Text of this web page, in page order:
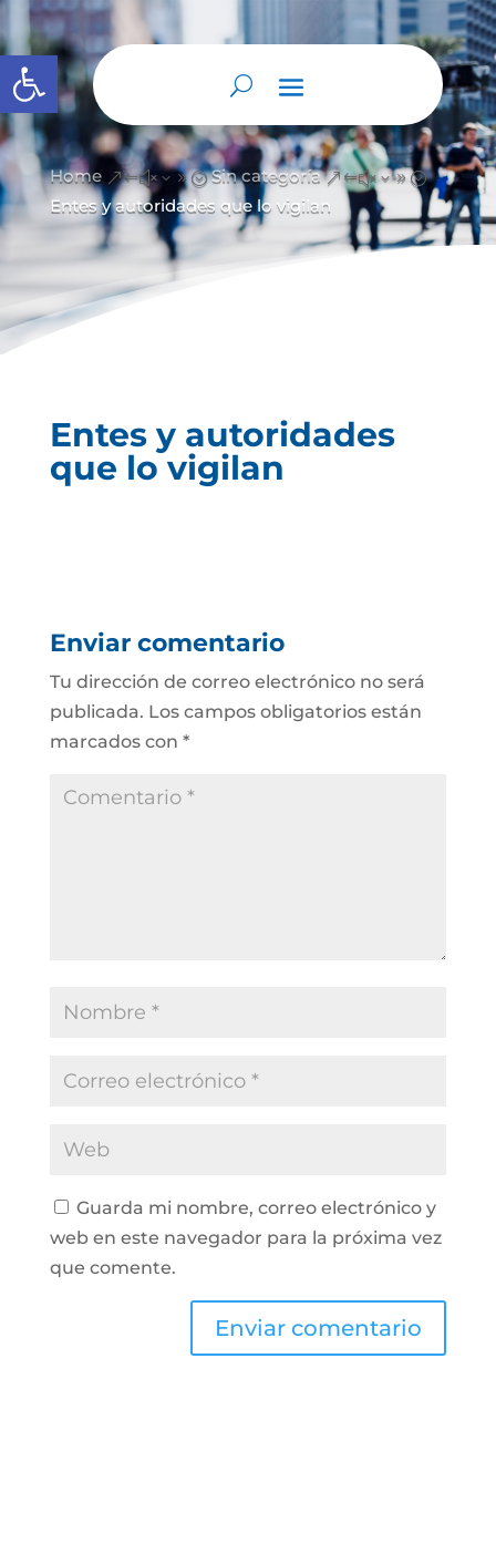
Abrir barra de herramientas
Home &#x39; Sin categoría &#x39;
Entes y autoridades que lo vigilan
Entes y autoridades
que lo vigilan
Enviar comentario
Tu dirección de correo electrónico no será
publicada. Los campos obligatorios están
marcados con *
Guarda mi nombre, correo electrónico y
web en este navegador para la próxima vez
que comente.